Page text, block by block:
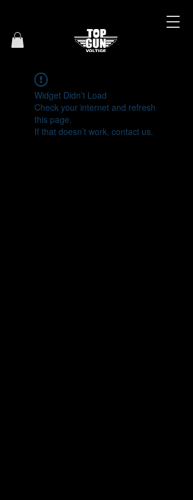
Widget Didn’t Load
Check your internet and refresh
this page.
If that doesn’t work, contact us.